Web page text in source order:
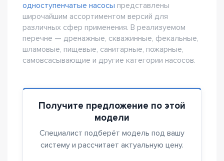
одноступенчатые насосы представлены
широчайшим ассортиментом версий для
различных сфер применения. В реализуемом
перечне — дренажные, скважинные, фекальные,
шламовые, пищевые, санитарные, пожарные,
самовсасывающие и другие категории насосов.
Получите предложение по этой
модели
Специалист подберёт модель под вашу
систему и рассчитает актуальную цену.